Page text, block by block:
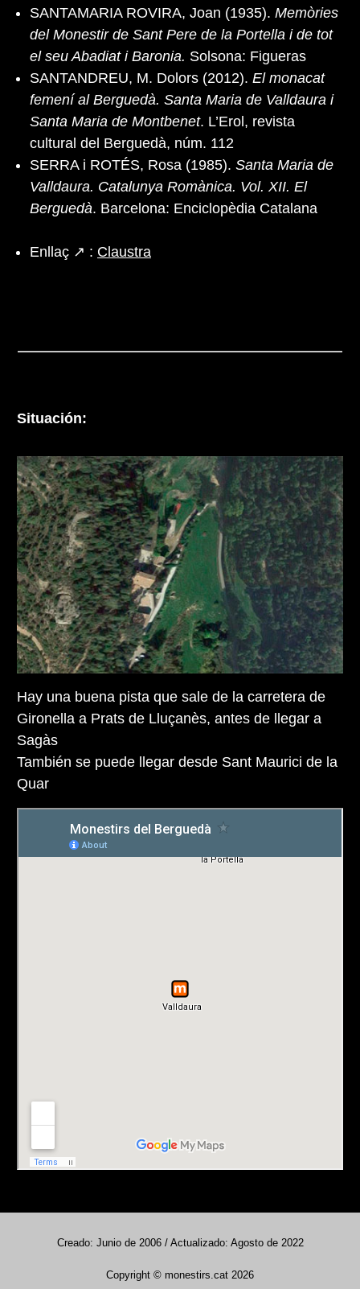
SANTAMARIA ROVIRA, Joan (1935). Memòries
del Monestir de Sant Pere de la Portella i de tot
el seu Abadiat i Baronia. Solsona: Figueras
SANTANDREU, M. Dolors (2012). El monacat
femení al Berguedà. Santa Maria de Valldaura i
Santa Maria de Montbenet. L’Erol, revista
cultural del Berguedà, núm. 112
SERRA i ROTÉS, Rosa (1985). Santa Maria de
Valldaura. Catalunya Romànica. Vol. XII. El
Berguedà. Barcelona: Enciclopèdia Catalana
Enllaç ↗ : Claustra
Situación:
Hay una buena pista que sale de la carretera de
Gironella a Prats de Lluçanès, antes de llegar a
Sagàs
También se puede llegar desde Sant Maurici de la
Quar
Creado: Junio de 2006 / Actualizado: Agosto de 2022